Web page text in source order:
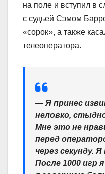
на поле и вступил в
с судьей Сэмом
«сорок», а также
телеоператора.
— Я принес
неловко,
Мне это не
перед
через секунду.
После 1000 игр